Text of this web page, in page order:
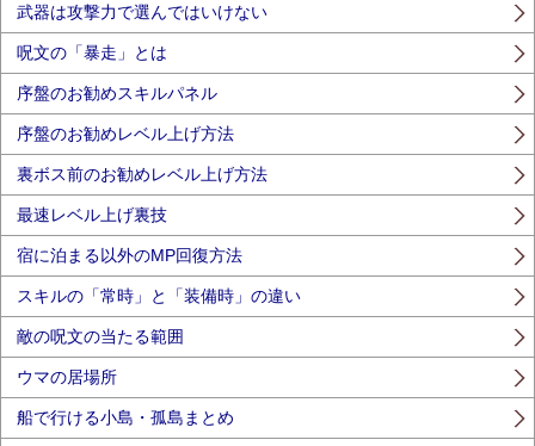
武器は攻撃力で選んではいけない
呪文の「暴走」とは
序盤のお勧めスキルパネル
序盤のお勧めレベル上げ方法
裏ボス前のお勧めレベル上げ方法
最速レベル上げ裏技
宿に泊まる以外のMP回復方法
スキルの「常時」と「装備時」の違い
敵の呪文の当たる範囲
ウマの居場所
船で行ける小島・孤島まとめ